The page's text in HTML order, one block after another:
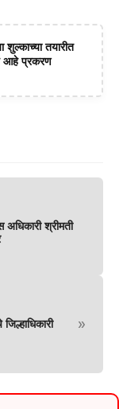
तयारीत
आहे प्रकरण
श्रीमती
»